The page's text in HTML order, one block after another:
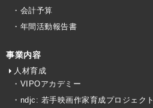
・会計予算
・年間活動報告書
事業内容
人材育成
・VIPOアカデミー
・ndjc: 若手映画作家育成プロジェクト